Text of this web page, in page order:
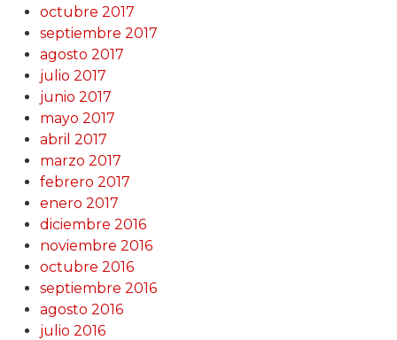
octubre 2017
septiembre 2017
agosto 2017
julio 2017
junio 2017
mayo 2017
abril 2017
marzo 2017
febrero 2017
enero 2017
diciembre 2016
noviembre 2016
octubre 2016
septiembre 2016
agosto 2016
julio 2016